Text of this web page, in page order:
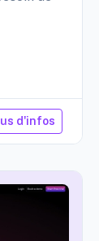
d'infos